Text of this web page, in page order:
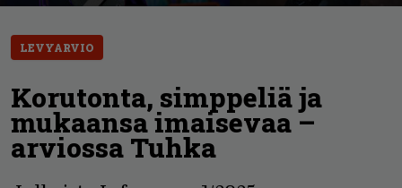
LEVYARVIO
Korutonta, simppeliä ja
mukaansa imaisevaa –
arviossa Tuhka